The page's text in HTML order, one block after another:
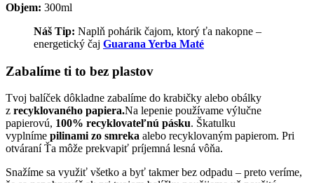
Objem: 300ml
Náš Tip: Naplň pohárik čajom, ktorý ťa nakopne –
energetický čaj Guarana Yerba Maté
Zabalíme ti to bez plastov
Tvoj balíček dôkladne zabalíme do krabičky alebo obálky
z recyklovaného papiera.Na lepenie používame výlučne
papierovú, 100% recyklovateľnú pásku. Škatulku
vyplníme pilinami zo smreka alebo recyklovaným papierom. Pri
otváraní Ťa môže prekvapiť príjemná lesná vôňa.
Snažíme sa využiť všetko a byť takmer bez odpadu – preto veríme,